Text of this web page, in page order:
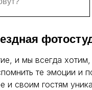
и мы всегда
те эмоции и
и своим гостям